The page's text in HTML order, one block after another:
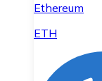
Ethereum
ETH